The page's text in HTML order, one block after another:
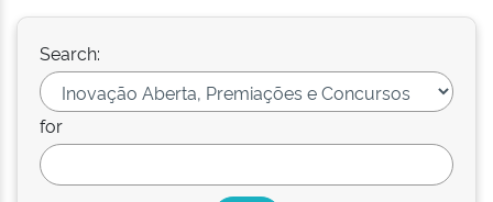
Search:
for